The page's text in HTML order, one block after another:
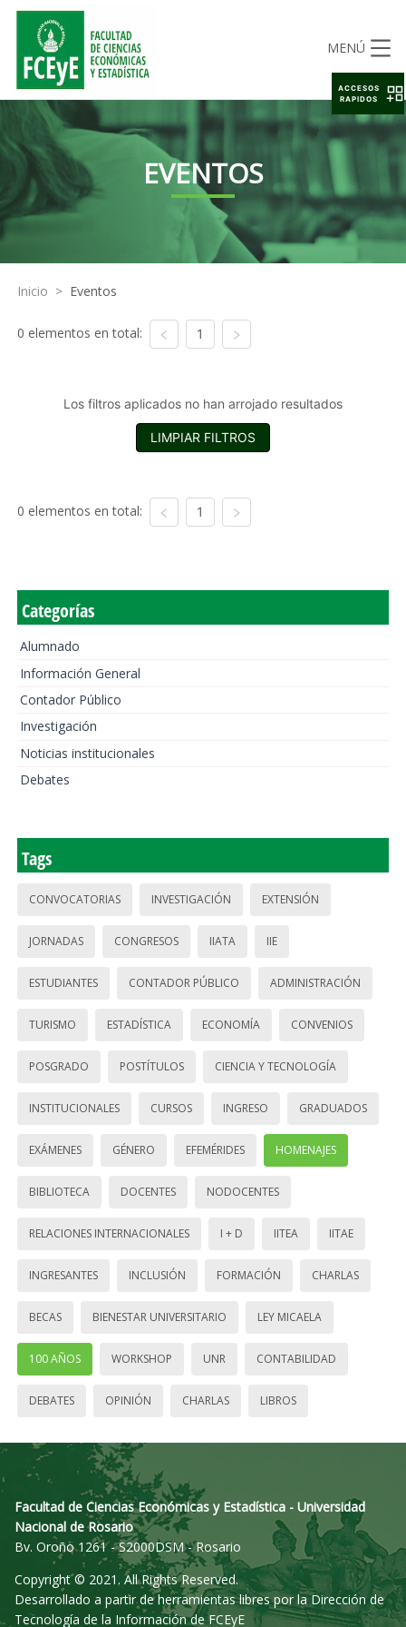
MENÚ
EVENTOS
Inicio > Eventos
0 elementos en total: 1
Los filtros aplicados no han arrojado resultados
LIMPIAR FILTROS
0 elementos en total: 1
Categorías
Alumnado
Información General
Contador Público
Investigación
Noticias institucionales
Debates
Tags
CONVOCATORIAS INVESTIGACIÓN EXTENSIÓN
JORNADAS CONGRESOS IIATA IIE
ESTUDIANTES CONTADOR PÚBLICO ADMINISTRACIÓN
TURISMO ESTADÍSTICA ECONOMÍA CONVENIOS
POSGRADO POSTÍTULOS CIENCIA Y TECNOLOGÍA
INSTITUCIONALES CURSOS INGRESO GRADUADOS
EXÁMENES GÉNERO EFEMÉRIDES HOMENAJES
BIBLIOTECA DOCENTES NODOCENTES
RELACIONES INTERNACIONALES I + D IITEA IITAE
INGRESANTES INCLUSIÓN FORMACIÓN CHARLAS
BECAS BIENESTAR UNIVERSITARIO LEY MICAELA
100 AÑOS WORKSHOP UNR CONTABILIDAD
DEBATES OPINIÓN CHARLAS LIBROS
Facultad de Ciencias Económicas y Estadística - Universidad
Nacional de Rosario
Bv. Oroño 1261 - S2000DSM - Rosario
Copyright © 2021. All Rights Reserved.
Desarrollado a partir de herramientas libres por la Dirección de
Tecnología de la Información de FCEyE
ACCESOS
RAPIDOS